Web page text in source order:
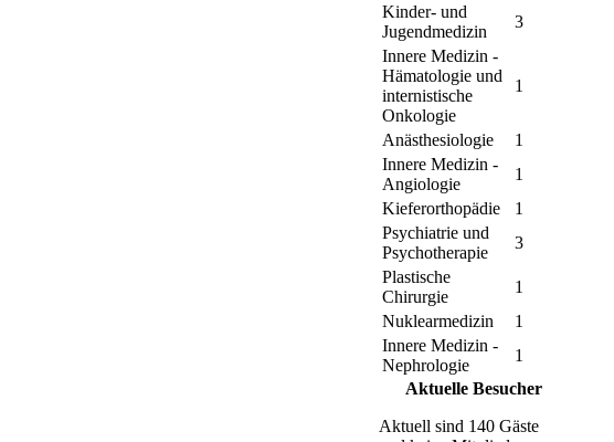
Kinder- und
Jugendmedizin
3
Innere Medizin -
Hämatologie und
internistische
Onkologie
1
Anästhesiologie
1
Innere Medizin -
Angiologie
1
Kieferorthopädie
1
Psychiatrie und
Psychotherapie
3
Plastische
Chirurgie
1
Nuklearmedizin
1
Innere Medizin -
Nephrologie
1
Aktuelle Besucher
Aktuell sind 140 Gäste